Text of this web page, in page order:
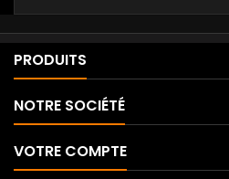
PRODUITS
NOTRE SOCIÉTÉ
VOTRE COMPTE